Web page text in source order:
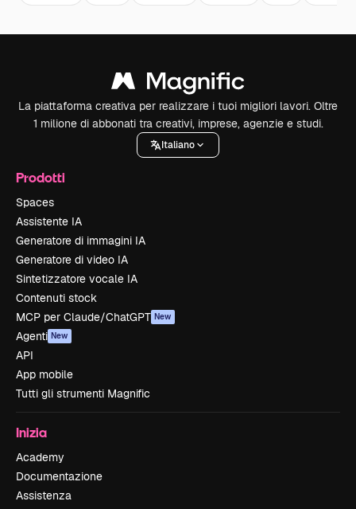
La piattaforma creativa per realizzare i tuoi migliori lavori. Oltre
1 milione di abbonati tra creativi, imprese, agenzie e studi.
Italiano
Prodotti
Spaces
Assistente IA
Generatore di immagini IA
Generatore di video IA
Sintetizzatore vocale IA
Contenuti stock
MCP per Claude/ChatGPT New
Agenti New
API
App mobile
Tutti gli strumenti Magnific
Inizia
Academy
Documentazione
Assistenza